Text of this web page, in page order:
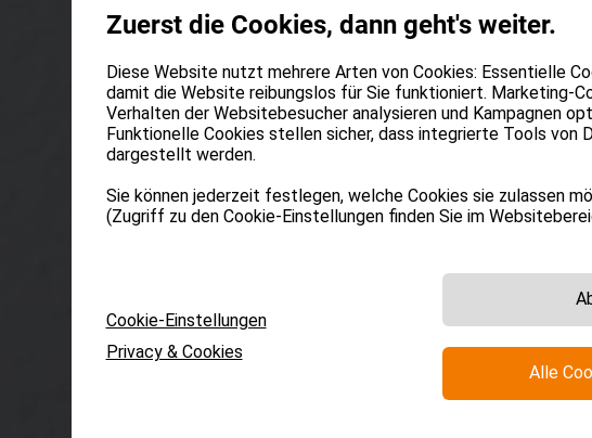
Zuerst die Cookies, dann geht's weiter.
Diese Website nutzt mehrere Arten von Cookies: Essentielle
damit die Website reibungslos für Sie funktioniert. Marketing-
Verhalten der Websitebesucher analysieren und Kampagnen
Funktionelle Cookies stellen sicher, dass integrierte Tools von
dargestellt werden.
Sie können jederzeit festlegen, welche Cookies sie zulassen
(Zugriff zu den Cookie-Einstellungen finden Sie im
Cookie-Einstellungen
Privacy & Cookies
Alle